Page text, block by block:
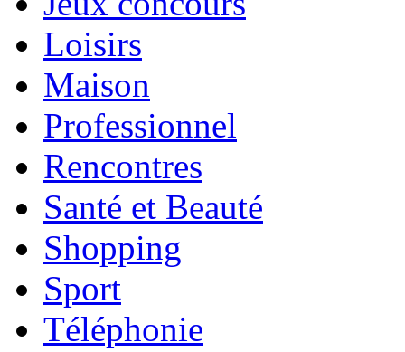
Loisirs
Maison
Professionnel
Rencontres
Santé et Beauté
Shopping
Sport
Téléphonie